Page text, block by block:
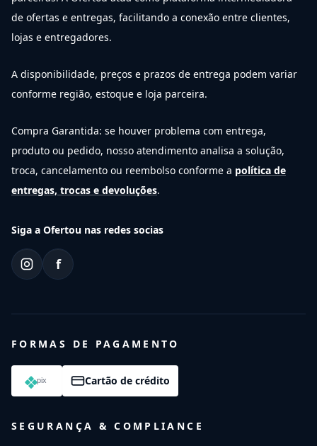
de ofertas e entregas, facilitando a conexão entre clientes,
lojas e entregadores.
A disponibilidade, preços e prazos de entrega podem variar
conforme região, estoque e loja parceira.
Compra Garantida: se houver problema com entrega,
produto ou pedido, nosso atendimento analisa a solução,
troca, cancelamento ou reembolso conforme a política de
entregas, trocas e devoluções.
Siga a Ofertou nas redes socias
f
FORMAS DE PAGAMENTO
Cartão de crédito
SEGURANÇA & COMPLIANCE